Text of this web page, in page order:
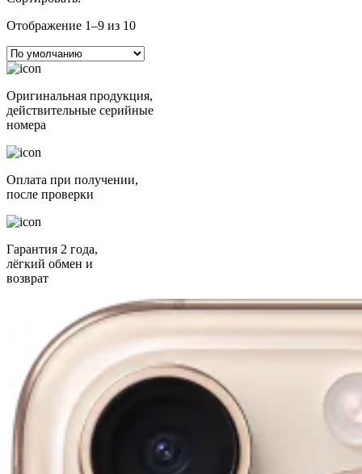
Отображение 1–9 из 10
Оригинальная продукция,
действительные серийные
номера
Оплата при получении,
после проверки
Гарантия 2 года,
лёгкий обмен и
возврат